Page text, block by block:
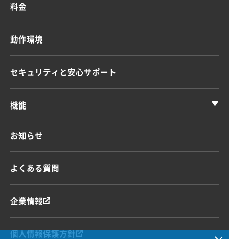
料金
動作環境
セキュリティと安心サポート
機能
お知らせ
よくある質問
企業情報
個人情報保護方針